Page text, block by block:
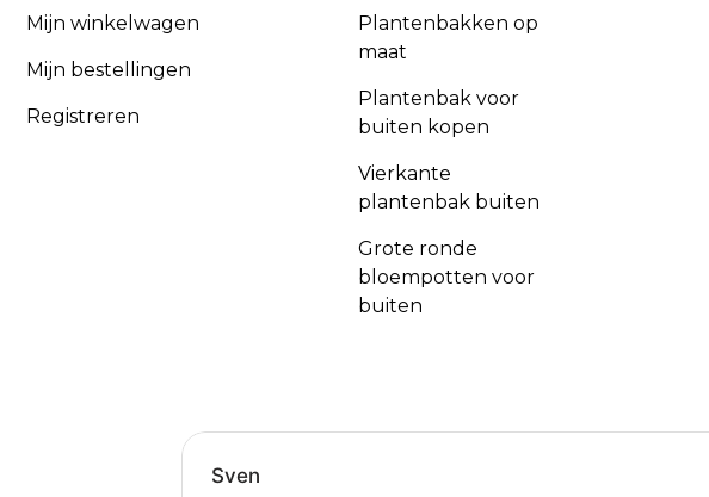
Mijn winkelwagen
Mijn bestellingen
Registreren
Plantenbakken op
maat
Plantenbak voor
buiten kopen
Vierkante
plantenbak buiten
Grote ronde
bloempotten voor
buiten